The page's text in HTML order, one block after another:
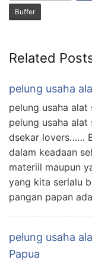
Buffer
Related
pelung usaha
pelung usaha
pelung usaha
dsekar lovers……
dalam keadaan
materiil maupun
yang kita serlalu
pangan papan
pelung usaha
Papua